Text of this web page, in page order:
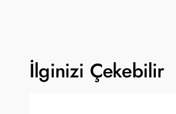
İlginizi Çekebilir